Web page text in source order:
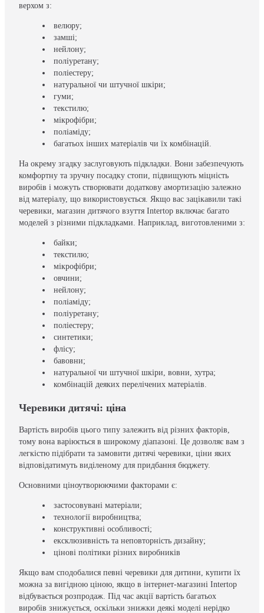
верхом з:
велюру;
замші;
нейлону;
поліуретану;
поліестеру;
натуральної чи штучної шкіри;
гуми;
текстилю;
мікрофібри;
поліаміду;
багатьох інших матеріалів чи їх комбінацій.
На окрему згадку заслуговують підкладки. Вони забезпечують
комфортну та зручну посадку стопи, підвищують міцність
виробів і можуть створювати додаткову амортизацію залежно
від матеріалу, що використовується. Якщо вас зацікавили такі
черевики, магазин дитячого взуття Intertop включає багато
моделей з різними підкладками. Наприклад, виготовленими з:
байки;
текстилю;
мікрофібри;
овчини;
нейлону;
поліаміду;
поліуретану;
поліестеру;
синтетики;
флісу;
бавовни;
натуральної чи штучної шкіри, вовни, хутра;
комбінацій деяких перелічених матеріалів.
Черевики дитячі: ціна
Вартість виробів цього типу залежить від різних факторів,
тому вона варіюється в широкому діапазоні. Це дозволяє вам з
легкістю підібрати та замовити дитячі черевики, ціни яких
відповідатимуть виділеному для придбання бюджету.
Основними ціноутворюючими факторами є:
застосовувані матеріали;
технології виробництва;
конструктивні особливості;
ексклюзивність та неповторність дизайну;
цінові політики різних виробників
Якщо вам сподобалися певні черевики для дитини, купити їх
можна за вигідною ціною, якщо в інтернет-магазині Intertop
відбувається розпродаж. Під час акції вартість багатьох
виробів знижується, оскільки знижки деякі моделі нерідко